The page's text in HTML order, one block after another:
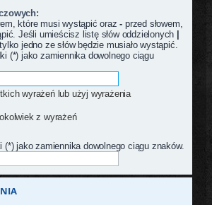
które musi wystąpić oraz- przed słowem,
Jeśli umieścisz listę słów oddzielonych |
jedno ze słów będzie musiało wystąpić.
(*) jako zamiennika dowolnego ciągu
wyrażeń lub użyj wyrażenia
z wyrażeń
(*) jako zamiennika dowolnego ciągu znaków.